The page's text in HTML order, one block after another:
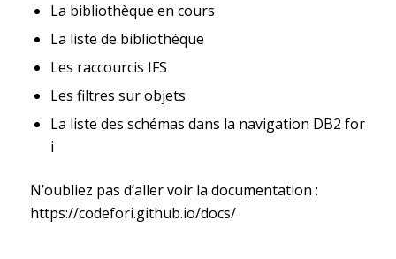
La bibliothèque en cours
La liste de bibliothèque
Les raccourcis IFS
Les filtres sur objets
La liste des schémas dans la navigation DB2 for
i
N’oubliez pas d’aller voir la documentation :
https://codefori.github.io/docs/